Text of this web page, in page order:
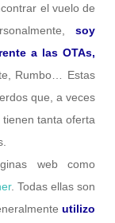
el vuelo de
soy
a las OTAs,
Rumbo… Estas
que, a veces
tanta oferta
web como
. Todas ellas son
utilizo